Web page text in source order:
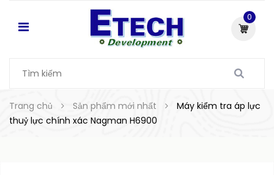
0
Trang chủ Sản phẩm mới nhất
Máy kiểm tra áp lực
thuỷ lực chính xác Nagman H6900